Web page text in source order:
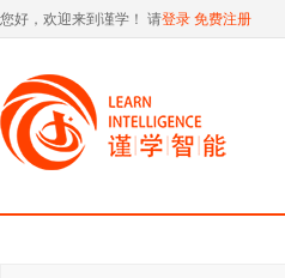
您好，欢迎来到谨学！ 请登录 免费注册